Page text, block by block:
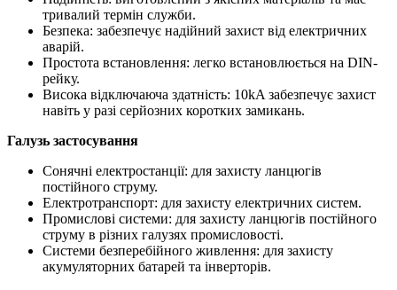
тривалий термін служби.
Безпека: забезпечує надійний захист від електричних
аварій.
Простота встановлення: легко встановлюється на DIN-
рейку.
Висока відключаюча здатність: 10kA забезпечує захист
навіть у разі серйозних коротких замикань.
Галузь застосування
Сонячні електростанції: для захисту ланцюгів
постійного струму.
Електротранспорт: для захисту електричних систем.
Промислові системи: для захисту ланцюгів постійного
струму в різних галузях промисловості.
Системи безперебійного живлення: для захисту
акумуляторних батарей та інверторів.